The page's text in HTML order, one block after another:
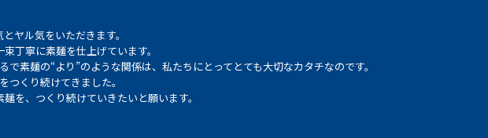
ヤル気をいただきます。
丁寧に素麺を仕上げています。
素麺の“より”のような関係は、私たちにとってとても大切なカタチなのです。
くり続けてきました。
を、つくり続けていきたいと願います。